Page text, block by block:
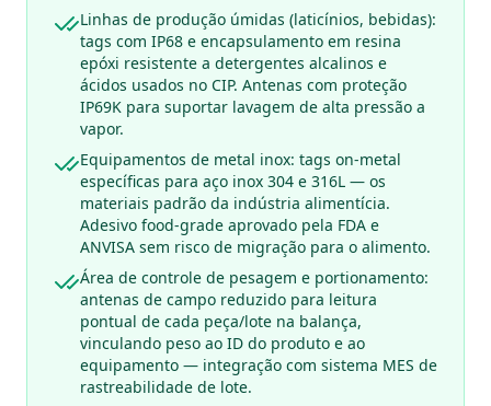
Linhas de produção úmidas (laticínios, bebidas):
tags com IP68 e encapsulamento em resina
epóxi resistente a detergentes alcalinos e
ácidos usados no CIP. Antenas com proteção
IP69K para suportar lavagem de alta pressão a
vapor.
Equipamentos de metal inox: tags on-metal
específicas para aço inox 304 e 316L — os
materiais padrão da indústria alimentícia.
Adesivo food-grade aprovado pela FDA e
ANVISA sem risco de migração para o alimento.
Área de controle de pesagem e portionamento:
antenas de campo reduzido para leitura
pontual de cada peça/lote na balança,
vinculando peso ao ID do produto e ao
equipamento — integração com sistema MES de
rastreabilidade de lote.